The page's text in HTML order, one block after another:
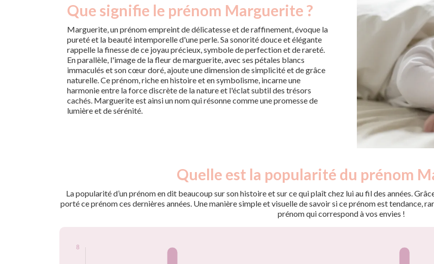
Que signifie le prénom Marguerite ?
Marguerite, un prénom empreint de délicatesse et de raffinement, évoque la
pureté et la beauté intemporelle d'une perle. Sa sonorité douce et élégante
rappelle la finesse de ce joyau précieux, symbole de perfection et de rareté.
En parallèle, l'image de la fleur de marguerite, avec ses pétales blancs
immaculés et son cœur doré, ajoute une dimension de simplicité et de grâce
naturelle. Ce prénom, riche en histoire et en symbolisme, incarne une
harmonie entre la force discrète de la nature et l'éclat subtil des trésors
cachés. Marguerite est ainsi un nom qui résonne comme une promesse de
lumière et de sérénité.
Quelle est la popularité du prénom
La popularité d’un prénom en dit beaucoup sur son histoire et sur ce qui plaît chez lui au fil des années.
porté ce prénom ces dernières années. Une manière simple et visuelle de savoir si ce prénom est tendance,
prénom qui correspond à vos envies !
2009
6
2010
8
2015
8